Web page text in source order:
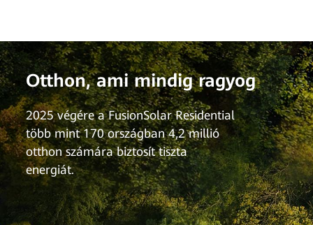
Otthon, ami mindig ragyog
2025 végére a FusionSolar Residential
több mint 170 országban 4,2 millió
otthon számára biztosít tiszta
energiát.